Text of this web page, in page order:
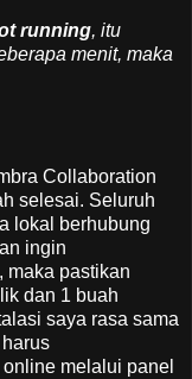
running, itu
menit, maka
Collaboration
selesai. Seluruh
lokal berhubung
ingin
maka pastikan
dan 1 buah
saya rasa sama
melalui panel